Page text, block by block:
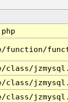
function/
class/
class/
class/